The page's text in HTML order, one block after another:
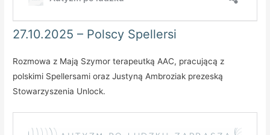
27.10.2025 – Polscy Spellersi
Rozmowa z Mają Szymor terapeutką AAC, pracującą z
polskimi Spellersami oraz Justyną Ambroziak prezeską
Stowarzyszenia Unlock.